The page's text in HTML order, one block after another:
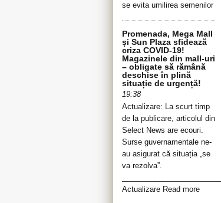
se evita umilirea semenilor
Promenada, Mega Mall
și Sun Plaza sfidează
criza COVID-19!
Magazinele din mall-uri
– obligate să rămână
deschise în plină
situație de urgență!
19:38
Actualizare: La scurt timp
de la publicare, articolul din
Select News are ecouri.
Surse guvernamentale ne-
au asigurat că situația „se
va rezolva”.
Actualizare Read more